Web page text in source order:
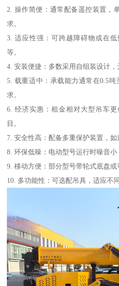
2. 操作简便：通常配备遥控装置，
求。
3. 适应性强：可跨越障碍物或在
等。
4. 安装便捷：多数采用自组装设计，
5. 载重适中：承载能力通常在0.5
求。
6. 经济实惠：租金相对大型吊车
目。
7. 安全性高：配备多重保护装置，如
8. 环保低噪：电动型号运行时噪音小
9. 移动方便：部分型号带轮式底盘或
10. 多功能性：可选配吊具，适应不